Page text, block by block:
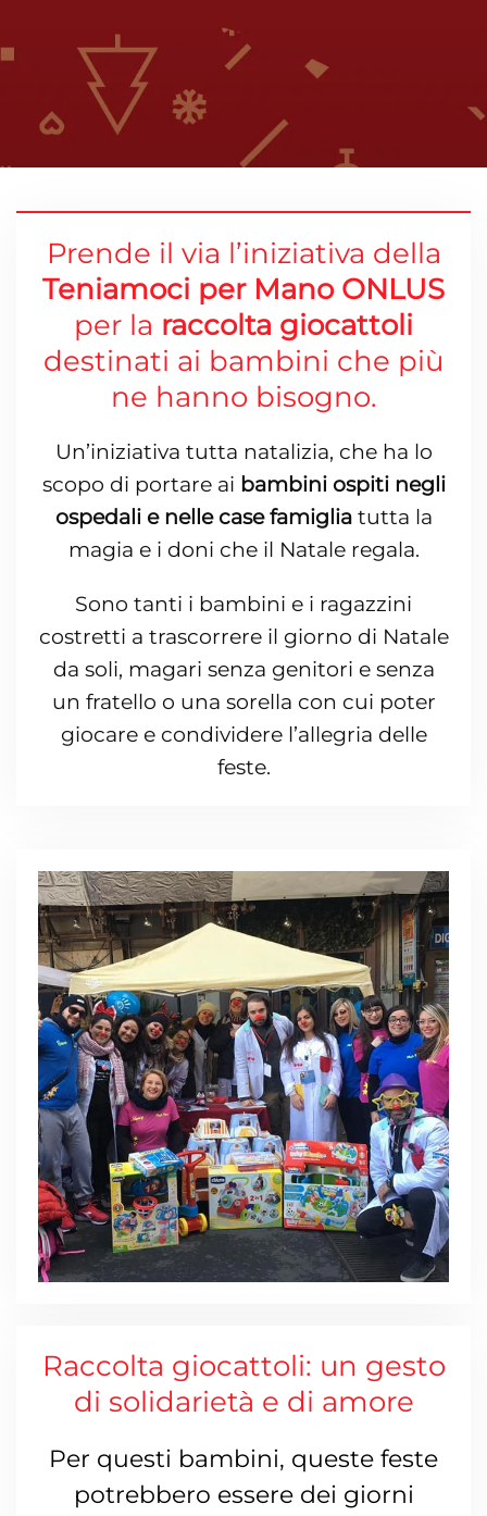
Prende il via l’iniziativa della
Teniamoci per Mano ONLUS
per la raccolta giocattoli
destinati ai bambini che più
ne hanno bisogno.
Un’iniziativa tutta natalizia, che ha lo
scopo di portare ai bambini ospiti negli
ospedali e nelle case famigliatutta la
magia e i doni che il Natale regala.
Sono tanti i bambini e i ragazzini
costretti a trascorrere il giorno di Natale
da soli, magari senza genitori e senza
un fratello o una sorella con cui poter
giocare e condividere l’allegria delle
feste.
Raccolta giocattoli: un gesto
di solidarietà e di amore
Per questi bambini, queste feste
potrebbero essere dei giorni